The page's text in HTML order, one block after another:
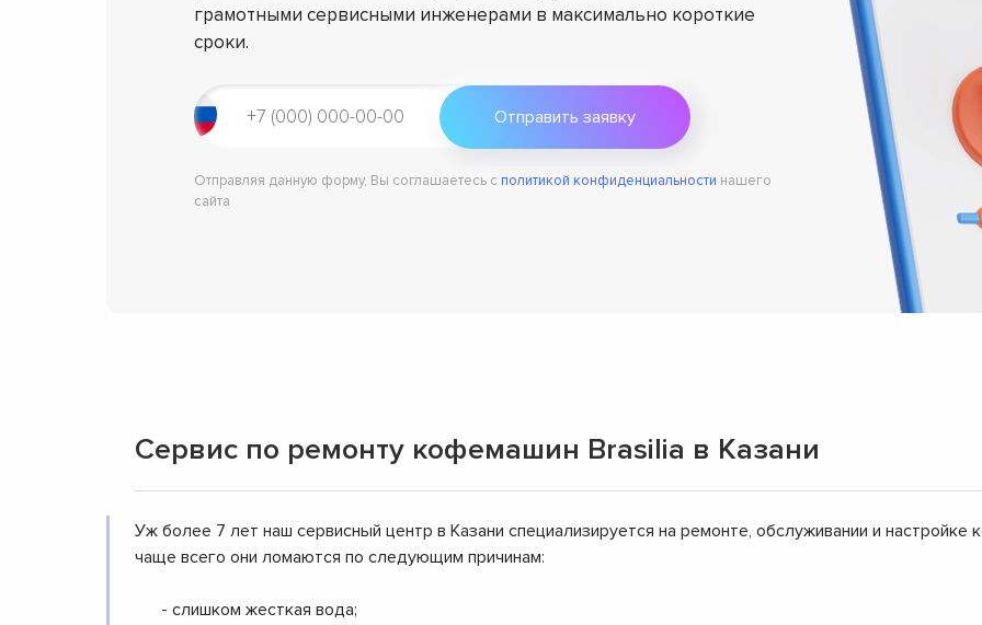
грамотными сервисными инженерами в максимально короткие
сроки.
Отправляя данную форму, Вы соглашаетесь с политикой конфиденциальности нашего
сайта
Сервис по ремонту кофемашин Brasilia в Казани
Уж более 7 лет наш сервисный центр в Казани специализируется на ремонте, обслуживании и настройке
чаще всего они ломаются по следующим причинам:
- слишком жесткая вода;